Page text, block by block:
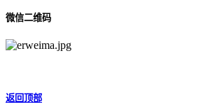
微信二维码
返回顶部